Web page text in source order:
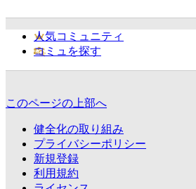
人気コミュニティ
コミュを探す
このページの上部へ
健全化の取り組み
プライバシーポリシー
新規登録
利用規約